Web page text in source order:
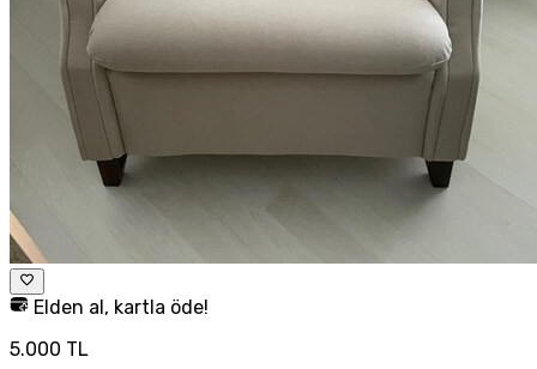
Elden al, kartla öde!
5.000 TL